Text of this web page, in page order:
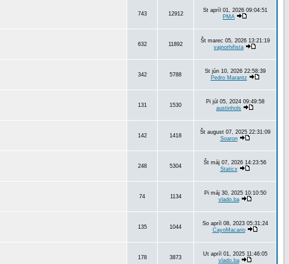
743 12912
St apríl 01, 2026 09:04:51
PMA
632 11892
Št marec 05, 2026 13:21:19
vajnorhifista
342 5788
St jún 10, 2026 22:58:39
Pedro Marantz
131 1530
Pi júl 05, 2024 09:49:58
austinhols
142 1418
Št august 07, 2025 22:31:09
Soaron
248 5304
Št máj 07, 2026 14:23:56
Staticx
74 1134
Pi máj 30, 2025 10:10:50
vlado.ba
135 1044
So apríl 08, 2023 05:31:24
CayoMacario
178 3873
Ut apríl 01, 2025 11:46:05
vlado.ba